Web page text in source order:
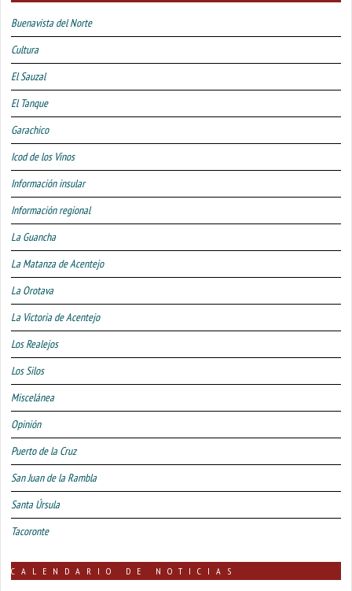
Buenavista del Norte
Cultura
El Sauzal
El Tanque
Garachico
Icod de los Vinos
Información insular
Información regional
La Guancha
La Matanza de Acentejo
La Orotava
La Victoria de Acentejo
Los Realejos
Los Silos
Miscelánea
Opinión
Puerto de la Cruz
San Juan de la Rambla
Santa Úrsula
Tacoronte
CALENDARIO DE NOTICIAS